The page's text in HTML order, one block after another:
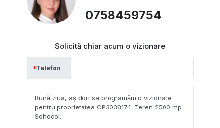
0758459754
Solicită chiar acum o vizionare
Telefon